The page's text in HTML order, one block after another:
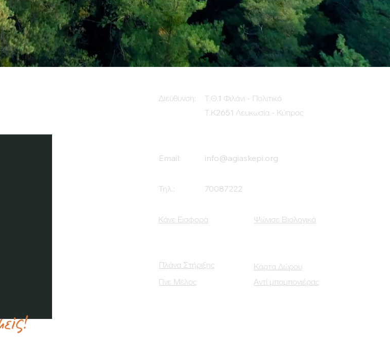
Διεύθυνση:
Τ.Θ.1 Φιλάνι - Πολιτικό
Τ.Κ2651 Λευκωσία - Κύπρος
Email: info@agiaskepi.org
Τηλ.: 70087222
Κάνε Εισφορά Ψώνισε Βιολογικά
Πλάνα Στήριξης
Γίνε Μέλος
Κάρτα Δώρου
Αντί μπομπονιέρας